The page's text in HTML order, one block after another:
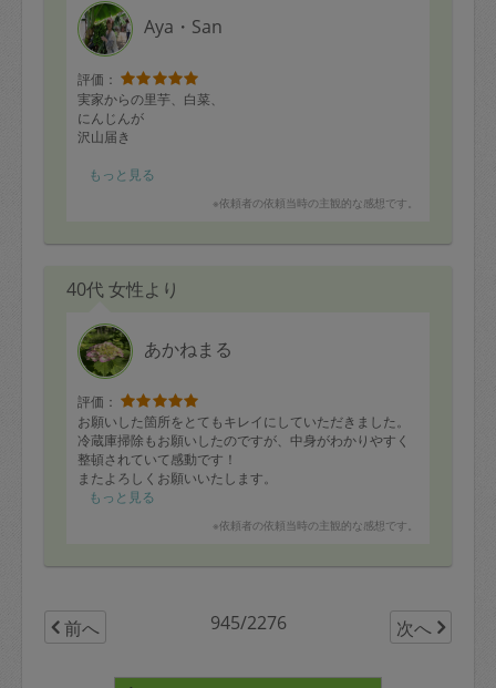
Aya・San
評価：
実家からの里芋、白菜、
にんじんが
沢山届き
調理が私だけでは
とっても美味しかったです♪
もっと見る
※依頼者の依頼当時の主観的な感想です。
40代 女性より
あかねまる
評価：
お願いした箇所をとてもキレイにしていただきました。
冷蔵庫掃除もお願いしたのですが、中身がわかりやすく
整頓されていて感動です！
またよろしくお願いいたします。
もっと見る
※依頼者の依頼当時の主観的な感想です。
前へ 945/2276 次へ